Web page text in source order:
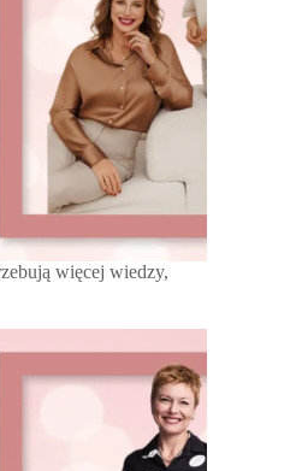
więcej wiedzy,